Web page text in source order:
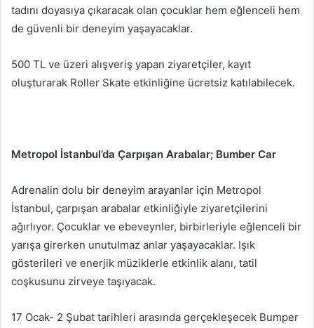
tadını doyasıya çıkaracak olan çocuklar hem eğlenceli hem
de güvenli bir deneyim yaşayacaklar.
500 TL ve üzeri alışveriş yapan ziyaretçiler, kayıt
oluşturarak Roller Skate etkinliğine ücretsiz katılabilecek.
Metropol İstanbul’da Çarpışan Arabalar; Bumber Car
Adrenalin dolu bir deneyim arayanlar için Metropol
İstanbul, çarpışan arabalar etkinliğiyle ziyaretçilerini
ağırlıyor. Çocuklar ve ebeveynler, birbirleriyle eğlenceli bir
yarışa girerken unutulmaz anlar yaşayacaklar. Işık
gösterileri ve enerjik müziklerle etkinlik alanı, tatil
coşkusunu zirveye taşıyacak.
17 Ocak- 2 Şubat tarihleri arasında gerçekleşecek Bumper